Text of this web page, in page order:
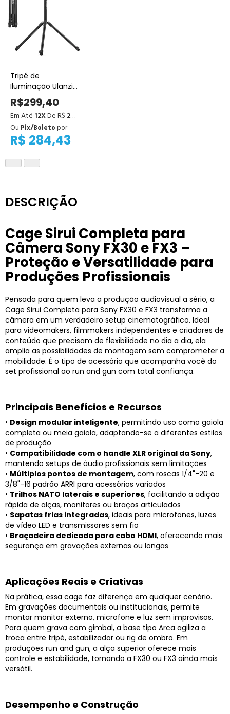
Tripé de
Iluminação Ulanzi
T270 – Leve,
Resistente e
Regulável
R$299,40
Em Até 12XDe R$ 24,95
R$ 284,43
Ou Pix/Boletopor
DESCRIÇÃO
Cage Sirui Completa para
Câmera Sony FX30 e FX3 –
Proteção e Versatilidade para
Produções Profissionais
Pensada para quem leva a produção audiovisual a sério, a
Cage Sirui Completa para Sony FX30 e FX3 transforma a
câmera em um verdadeiro setup cinematográfico. Ideal
para videomakers, filmmakers independentes e criadores de
conteúdo que precisam de flexibilidade no dia a dia, ela
amplia as possibilidades de montagem sem comprometer a
mobilidade. É o tipo de acessório que acompanha você do
set profissional ao run and gun com total confiança.
Principais Benefícios e Recursos
• Design modular inteligente, permitindo uso como gaiola
completa ou meia gaiola, adaptando-se a diferentes estilos
de produção
• Compatibilidade com o handle XLR original da Sony,
mantendo setups de áudio profissionais sem limitações
• Múltiplos pontos de montagem, com roscas 1/4"-20 e
3/8"-16 padrão ARRI para acessórios variados
• Trilhos NATO laterais e superiores, facilitando a adição
rápida de alças, monitores ou braços articulados
• Sapatas frias integradas, ideais para microfones, luzes
de vídeo LED e transmissores sem fio
• Braçadeira dedicada para cabo HDMI, oferecendo mais
segurança em gravações externas ou longas
Aplicações Reais e Criativas
Na prática, essa cage faz diferença em qualquer cenário.
Em gravações documentais ou institucionais, permite
montar monitor externo, microfone e luz sem improvisos.
Para quem grava com gimbal, a base tipo Arca agiliza a
troca entre tripé, estabilizador ou rig de ombro. Em
produções run and gun, a alça superior oferece mais
controle e estabilidade, tornando a FX30 ou FX3 ainda mais
versátil.
Desempenho e Construção